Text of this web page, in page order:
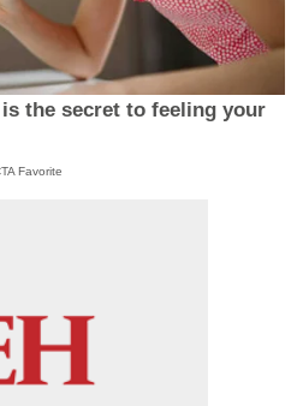
the secret to feeling your
Favorite